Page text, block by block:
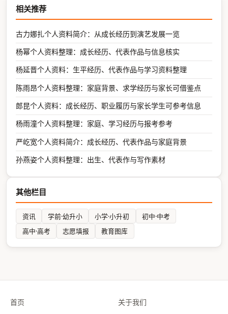
相关推荐
古力娜扎个人资料简介：从成长经历到演艺发展一览
杨幂个人资料整理：成长经历、代表作品与信息核实
杨延晋个人资料：生平经历、代表作品与学习资料整理
陈雨昂个人资料整理：家庭背景、求学经历与家长可借鉴点
郎昆个人资料：成长经历、职业履历与家长学生可参考信息
杨雨潼个人资料整理：家庭、学习经历与报考参考
严屹宽个人资料简介：成长经历、代表作品与家庭背景
孙燕姿个人资料整理：出生、代表作与写作素材
其他栏目
资讯 学前·幼升小 小学·小升初
初中·中考
高中·高考
志愿填报 教育图库
首页
关于我们